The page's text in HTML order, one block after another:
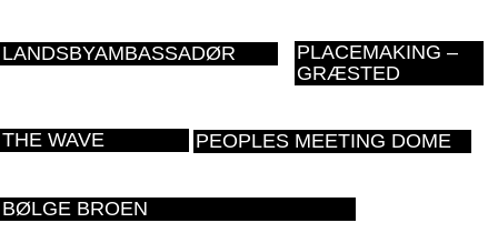
LANDSBYAMBASSADØR
PLACEMAKING –
GRÆSTED
THE WAVE PEOPLES MEETING DOME
BØLGE BROEN